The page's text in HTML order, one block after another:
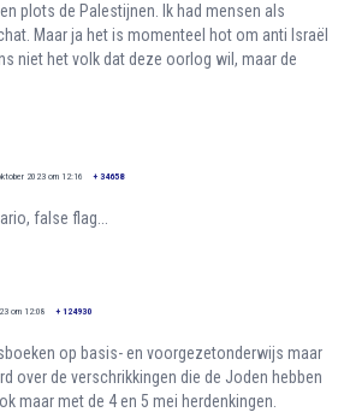
plots de Palestijnen. Ik had mensen als
Maar ja het is momenteel hot om anti Israël
niet het volk dat deze oorlog wil, maar de
2023 om 12:16 + 34658
false flag...
om 12:08 + 124930
op basis- en voorgezetonderwijs maar
over de verschrikkingen die de Joden hebben
maar met de 4 en 5 mei herdenkingen.